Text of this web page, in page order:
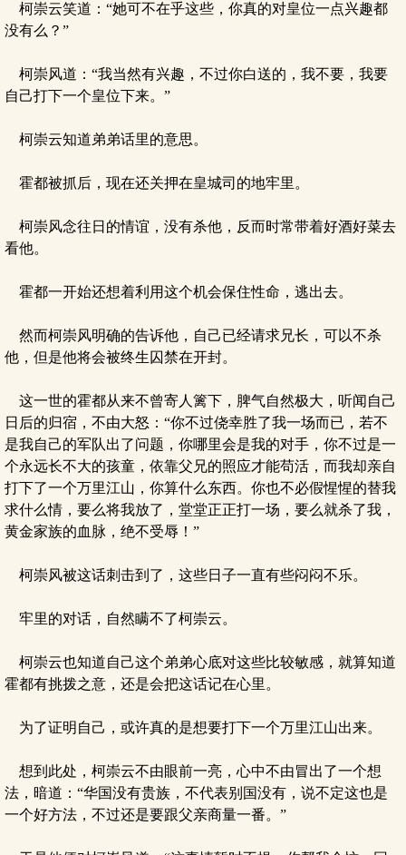
柯崇云笑道：“她可不在乎这些，你真的对皇位一点兴趣都
没有么？”
柯崇风道：“我当然有兴趣，不过你白送的，我不要，我要
自己打下一个皇位下来。”
柯崇云知道弟弟话里的意思。
霍都被抓后，现在还关押在皇城司的地牢里。
柯崇风念往日的情谊，没有杀他，反而时常带着好酒好菜去
看他。
霍都一开始还想着利用这个机会保住性命，逃出去。
然而柯崇风明确的告诉他，自己已经请求兄长，可以不杀
他，但是他将会被终生囚禁在开封。
这一世的霍都从来不曾寄人篱下，脾气自然极大，听闻自己
日后的归宿，不由大怒：“你不过侥幸胜了我一场而已，若不
是我自己的军队出了问题，你哪里会是我的对手，你不过是一
个永远长不大的孩童，依靠父兄的照应才能苟活，而我却亲自
打下了一个万里江山，你算什么东西。你也不必假惺惺的替我
求什么情，要么将我放了，堂堂正正打一场，要么就杀了我，
黄金家族的血脉，绝不受辱！”
柯崇风被这话刺击到了，这些日子一直有些闷闷不乐。
牢里的对话，自然瞒不了柯崇云。
柯崇云也知道自己这个弟弟心底对这些比较敏感，就算知道
霍都有挑拨之意，还是会把这话记在心里。
为了证明自己，或许真的是想要打下一个万里江山出来。
想到此处，柯崇云不由眼前一亮，心中不由冒出了一个想
法，暗道：“华国没有贵族，不代表别国没有，说不定这也是
一个好方法，不过还是要跟父亲商量一番。”